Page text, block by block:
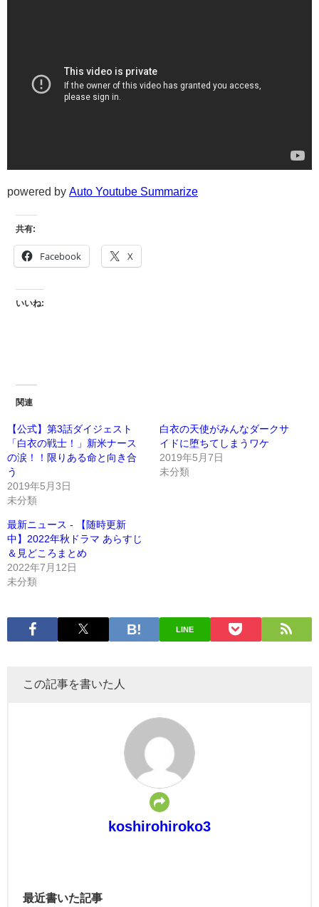
powered by Auto Youtube Summarize
共有:
Facebook X
いいね:
関連
【公式】第3話ダイジェスト
「白衣の戦士！」新米ナース
の涙！！限りある命と向き合
う
2019年5月3日
未分類
白衣の天使がみんなダークサ
イドに堕ちてしまうワケ
2019年5月7日
未分類
最新ニュース - 【随時更新
中】2022年秋ドラマ あらすじ
＆見どころまとめ
2022年7月12日
未分類
LINE
この記事を書いた人
koshirohiroko3
最近書いた記事